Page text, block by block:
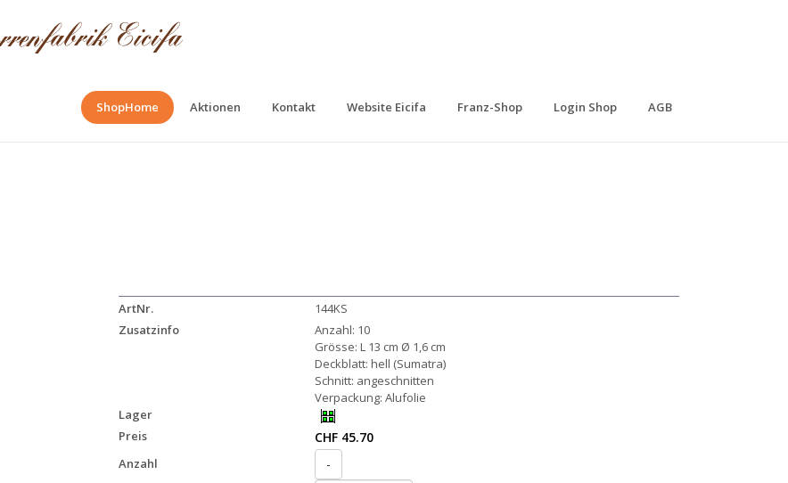
ShopHome Aktionen Kontakt Website Eicifa Franz-Shop Login Shop AGB
ArtNr.
144KS
Zusatzinfo
Anzahl: 10
Grösse: L 13 cm Ø 1,6 cm
Deckblatt: hell (Sumatra)
Schnitt: angeschnitten
Verpackung: Alufolie
Lager
Preis
CHF 45.70
Anzahl -